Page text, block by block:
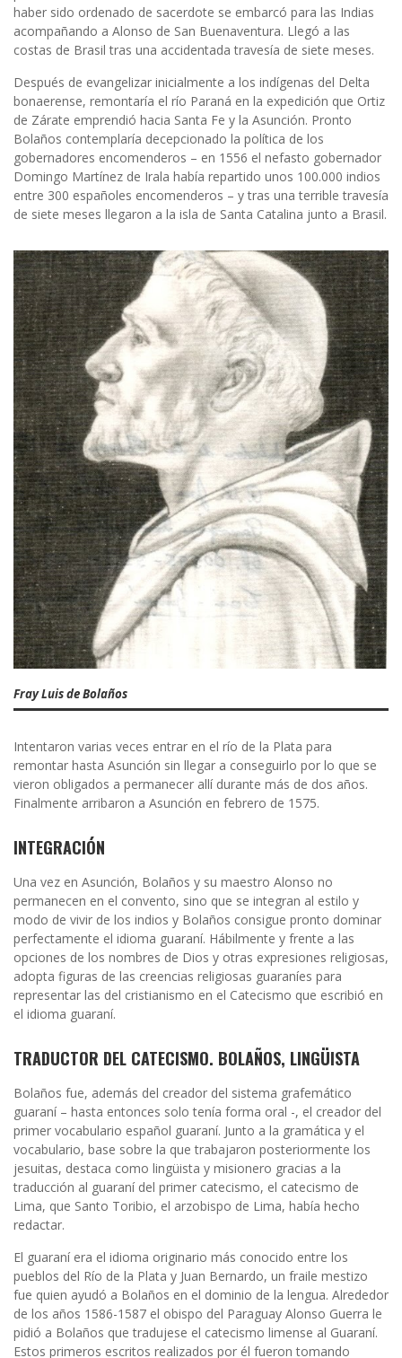
haber sido ordenado de sacerdote se embarcó para las Indias
acompañando a Alonso de San Buenaventura. Llegó a las
costas de Brasil tras una accidentada travesía de siete meses.
Después de evangelizar inicialmente a los indígenas del Delta
bonaerense, remontaría el río Paraná en la expedición que Ortiz
de Zárate emprendió hacia Santa Fe y la Asunción. Pronto
Bolaños contemplaría decepcionado la política de los
gobernadores encomenderos – en 1556 el nefasto gobernador
Domingo Martínez de Irala había repartido unos 100.000 indios
entre 300 españoles encomenderos – y tras una terrible travesía
de siete meses llegaron a la isla de Santa Catalina junto a Brasil.
Fray Luis de Bolaños
Intentaron varias veces entrar en el río de la Plata para
remontar hasta Asunción sin llegar a conseguirlo por lo que se
vieron obligados a permanecer allí durante más de dos años.
Finalmente arribaron a Asunción en febrero de 1575.
INTEGRACIÓN
Una vez en Asunción, Bolaños y su maestro Alonso no
permanecen en el convento, sino que se integran al estilo y
modo de vivir de los indios y Bolaños consigue pronto dominar
perfectamente el idioma guaraní. Hábilmente y frente a las
opciones de los nombres de Dios y otras expresiones religiosas,
adopta figuras de las creencias religiosas guaraníes para
representar las del cristianismo en el Catecismo que escribió en
el idioma guaraní.
TRADUCTOR DEL CATECISMO. BOLAÑOS, LINGÜISTA
Bolaños fue, además del creador del sistema grafemático
guaraní – hasta entonces solo tenía forma oral -, el creador del
primer vocabulario español guaraní. Junto a la gramática y el
vocabulario, base sobre la que trabajaron posteriormente los
jesuitas, destaca como lingüista y misionero gracias a la
traducción al guaraní del primer catecismo, el catecismo de
Lima, que Santo Toribio, el arzobispo de Lima, había hecho
redactar.
El guaraní era el idioma originario más conocido entre los
pueblos del Río de la Plata y Juan Bernardo, un fraile mestizo
fue quien ayudó a Bolaños en el dominio de la lengua. Alrededor
de los años 1586-1587 el obispo del Paraguay Alonso Guerra le
pidió a Bolaños que tradujese el catecismo limense al Guaraní.
Estos primeros escritos realizados por él fueron tomando